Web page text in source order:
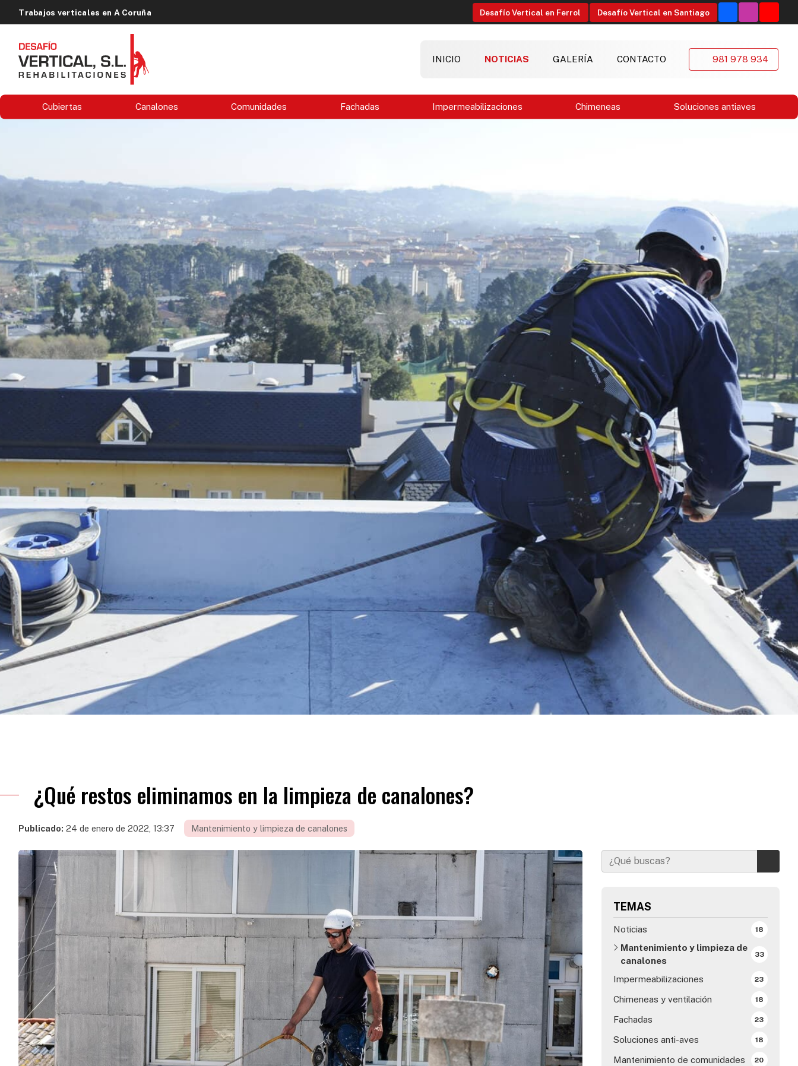
Trabajos verticales en A Coruña Desafío Vertical en Ferrol Desafío Vertical en Santiago
INICIO NOTICIAS GALERÍA CONTACTO 981 978 934
Cubiertas Canalones Comunidades Fachadas Impermeabilizaciones Chimeneas Soluciones antiaves
¿Qué restos eliminamos en la limpieza de canalones?
Publicado: 24 de enero de 2022, 13:37 Mantenimiento y limpieza de canalones
TEMAS
Noticias 18
Mantenimiento y limpieza de
canalones
33
Impermeabilizaciones 23
Chimeneas y ventilación 18
Fachadas 23
Soluciones anti-aves 18
Mantenimiento de comunidades 20